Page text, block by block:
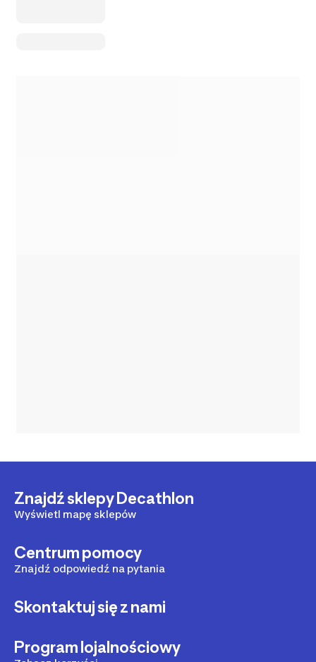
Znajdź sklepy Decathlon
Wyświetl mapę sklepów
Centrum pomocy
Znajdź odpowiedź na pytania
Skontaktuj się z nami
Program lojalnościowy